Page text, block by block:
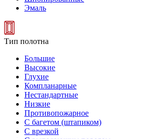
Эмаль
Тип полотна
Большие
Высокие
Глухие
Компланарные
Нестандартные
Низкие
Противопожарное
С багетом (штапиком)
С врезкой